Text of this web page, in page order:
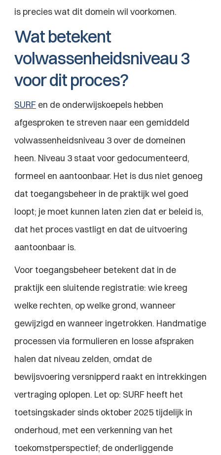
is precies wat dit domein wil voorkomen.
Wat betekent
volwassenheidsniveau 3
voor dit proces?
SURF en de onderwijskoepels hebben
afgesproken te streven naar een gemiddeld
volwassenheidsniveau 3 over de domeinen
heen. Niveau 3 staat voor gedocumenteerd,
formeel en aantoonbaar. Het is dus niet genoeg
dat toegangsbeheer in de praktijk wel goed
loopt; je moet kunnen laten zien dat er beleid is,
dat het proces vastligt en dat de uitvoering
aantoonbaar is.
Voor toegangsbeheer betekent dat in de
praktijk een sluitende registratie: wie kreeg
welke rechten, op welke grond, wanneer
gewijzigd en wanneer ingetrokken. Handmatige
processen via formulieren en losse afspraken
halen dat niveau zelden, omdat de
bewijsvoering versnipperd raakt en intrekkingen
vertraging oplopen. Let op: SURF heeft het
toetsingskader sinds oktober 2025 tijdelijk in
onderhoud, met een verkenning van het
toekomstperspectief; de onderliggende